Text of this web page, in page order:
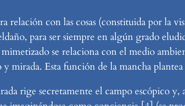
relación con las cosas (constituida por la
para ser siempre en algún grado
se relaciona con el medio
mirada. Esta función de la mancha
rige secretamente el campo escópico y,